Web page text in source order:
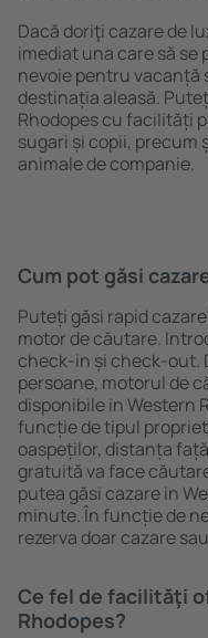
Dacă doriţi cazare de
imediat una care să se
nevoie pentru vacanță
destinația aleasă.
Rhodopes cu facilități
sugari și copii, precum
animale de companie.
Cum pot găsi
Puteți găsi rapid
motor de căutare.
check-in și check-out.
persoane, motorul de
disponibile in Western
funcție de tipul
oaspeților, distanța
gratuită va face
putea găsi cazare in
minute. În funcție de
rezerva doar cazare
Ce fel de facilităţi
Rhodopes?